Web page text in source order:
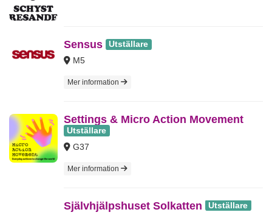
Sensus Utställare
M5
Mer information
Settings & Micro Action Movement
Utställare
G37
Mer information
Självhjälpshuset Solkatten Utställare